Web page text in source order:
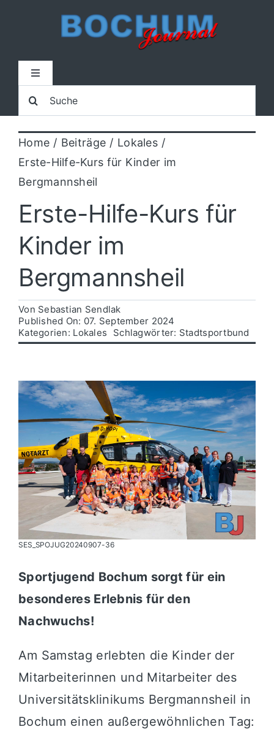
Toggle
Home
Lokal
Blaulicht
Sport
Kultur
Politik
Wirtschaft
Suche
nach:
Home Beiträge
Lokales
Erste-Hilfe-Kurs für Kinder im
Bergmannsheil
Erste-Hilfe-Kurs für
Kinder im
Bergmannsheil
Von Sebastian Sendlak
Published On: 07. September 2024
Kategorien: Lokales Schlagwörter: Stadtsportbund
SES_SPOJUG20240907-36
Sportjugend Bochum sorgt für ein
besonderes Erlebnis für den
Nachwuchs!
Am Samstag erlebten die Kinder der
Mitarbeiterinnen und Mitarbeiter des
Universitätsklinikums Bergmannsheil in
Bochum einen außergewöhnlichen Tag: